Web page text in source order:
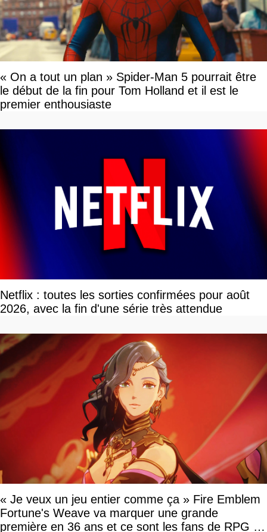
« On a tout un plan » Spider-Man 5 pourrait être
le début de la fin pour Tom Holland et il est le
premier enthousiaste
Netflix : toutes les sorties confirmées pour août
2026, avec la fin d'une série très attendue
« Je veux un jeu entier comme ça » Fire Emblem
Fortune's Weave va marquer une grande
première en 36 ans et ce sont les fans de RPG en